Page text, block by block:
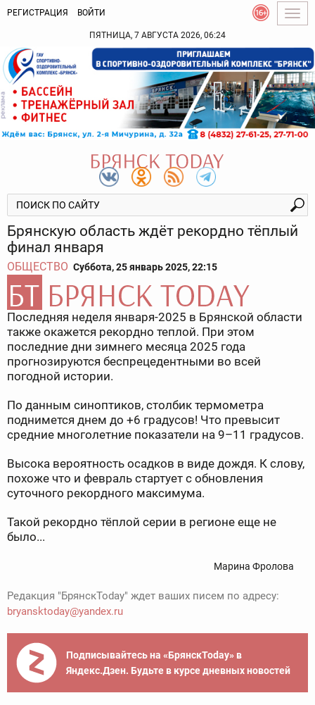
РЕГИСТРАЦИЯ ВОЙТИ
ПЯТНИЦА, 7 АВГУСТА 2026, 06:24
Брянскую область ждёт рекордно тёплый
финал января
ОБЩЕСТВО Суббота, 25 январь 2025, 22:15
Последняя неделя января-2025 в Брянской области
также окажется рекордно теплой. При этом
последние дни зимнего месяца 2025 года
прогнозируются беспрецедентными во всей
погодной истории.
По данным синоптиков, столбик термометра
поднимется днем до +6 градусов! Что превысит
средние многолетние показатели на 9–11 градусов.
Высока вероятность осадков в виде дождя. К слову,
похоже что и февраль стартует с обновления
суточного рекордного максимума.
Такой рекордно тёплой серии в регионе еще не
было...
Марина Фролова
Редакция "БрянскToday" ждет ваших писем по адресу:
bryansktoday@yandex.ru
Подписывайтесь на «БрянскToday» в
Яндекс.Дзен. Будьте в курсе дневных новостей